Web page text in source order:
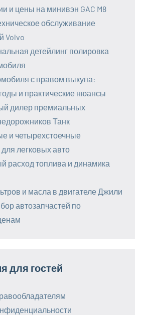
и цены на минивэн GAC M8
обслуживание
Volvo
детейлинг полировка
с правом выкупа:
и практические нюансы
дилер премиальных
Танк
и четырехстоечные
легковых авто
расход топлива и динамика
и масла в двигателе Джили
автозапчастей по
для гостей